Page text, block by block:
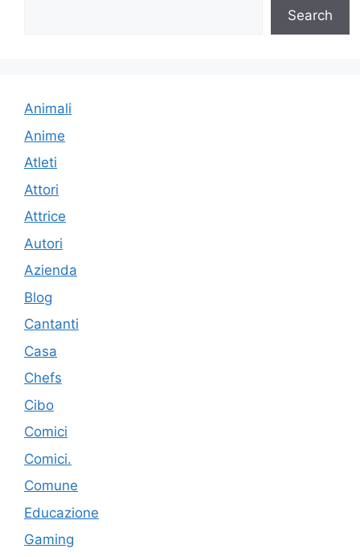
Search
Animali
Anime
Atleti
Attori
Attrice
Autori
Azienda
Blog
Cantanti
Casa
Chefs
Cibo
Comici
Comici.
Comune
Educazione
Gaming